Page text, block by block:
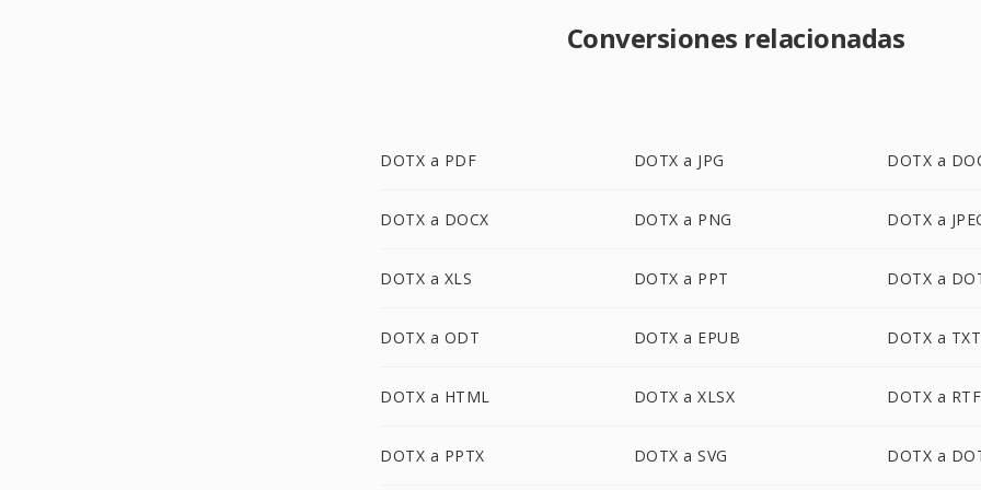
Conversiones relacionadas
DOTX a PDF DOTX a JPG DOTX a
DOTX a DOCX DOTX a PNG DOTX a
DOTX a XLS DOTX a PPT DOTX a
DOTX a ODT DOTX a EPUB DOTX a TXT
DOTX a HTML DOTX a XLSX DOTX a RTF
DOTX a PPTX DOTX a SVG DOTX a